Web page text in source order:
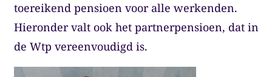
toereikend pensioen voor alle werkenden.
Hieronder valt ook het partnerpensioen, dat in
de Wtp vereenvoudigd is.